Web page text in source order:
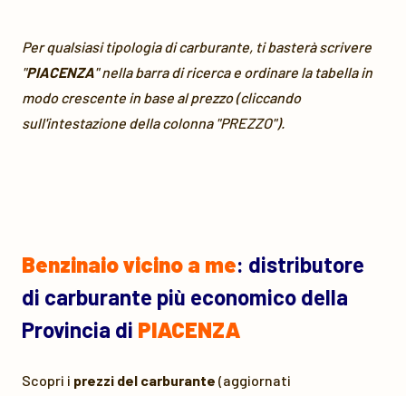
Per qualsiasi tipologia di carburante, ti basterà scrivere
"PIACENZA" nella barra di ricerca e ordinare la tabella in
modo crescente in base al prezzo (cliccando
sull'intestazione della colonna "PREZZO").
Benzinaio vicino a me: distributore
di carburante più economico della
Provincia di PIACENZA
Scopri i prezzi del carburante (aggiornati